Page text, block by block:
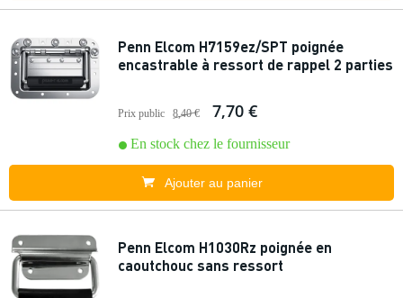
Penn Elcom H7159ez/SPT poignée
encastrable à ressort de rappel 2 parties
Prix public 8,40 € 7,70 €
En stock chez le fournisseur
Ajouter au panier
Penn Elcom H1030Rz poignée en
caoutchouc sans ressort